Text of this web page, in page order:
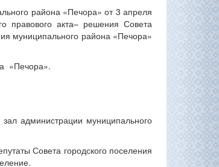
района «Печора» от 3 апреля
правового акта– решения Совета
муниципального района «Печора»
«Печора».
администрации муниципального
Совета городского поселения